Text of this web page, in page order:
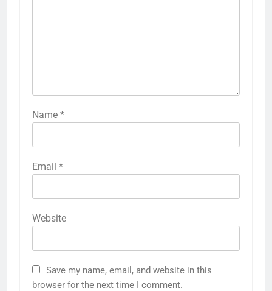
Name *
Email *
Website
Save my name, email, and website in this
browser for the next time I comment.